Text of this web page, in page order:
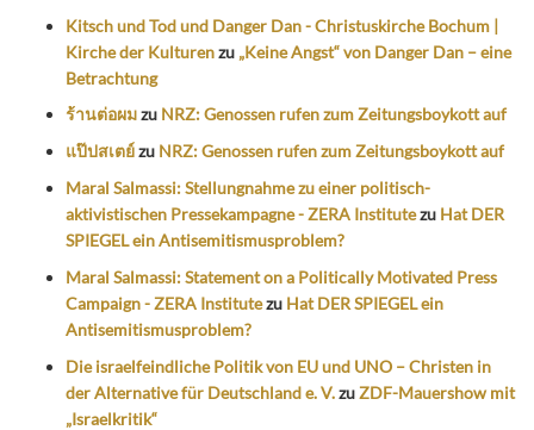
Kitsch und Tod und Danger Dan - Christuskirche Bochum |
Kirche der Kulturenzu „Keine Angst“ von Danger Dan – eine
Betrachtung
ร้านต่อผมzu NRZ: Genossen rufen zum Zeitungsboykott auf
แป๊ปสเตย์zu NRZ: Genossen rufen zum Zeitungsboykott auf
Maral Salmassi: Stellungnahme zu einer politisch-
aktivistischen Pressekampagne - ZERA Institutezu Hat DER
SPIEGEL ein Antisemitismusproblem?
Maral Salmassi: Statement on a Politically Motivated Press
Campaign - ZERA Institutezu Hat DER SPIEGEL ein
Antisemitismusproblem?
Die israelfeindliche Politik von EU und UNO – Christen in
der Alternative für Deutschland e. V.zuZDF-Mauershow mit
„Israelkritik“